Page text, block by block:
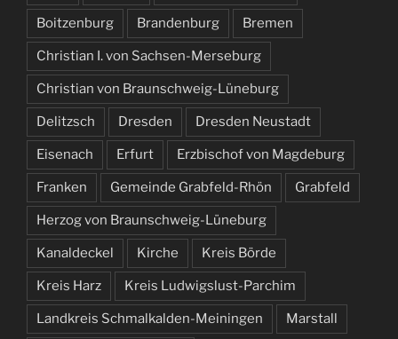
Boitzenburg Brandenburg Bremen
Christian I. von Sachsen-Merseburg
Christian von Braunschweig-Lüneburg
Delitzsch Dresden Dresden Neustadt
Eisenach Erfurt Erzbischof von Magdeburg
Franken Gemeinde Grabfeld-Rhön Grabfeld
Herzog von Braunschweig-Lüneburg
Kanaldeckel Kirche Kreis Börde
Kreis Harz Kreis Ludwigslust-Parchim
Landkreis Schmalkalden-Meiningen Marstall